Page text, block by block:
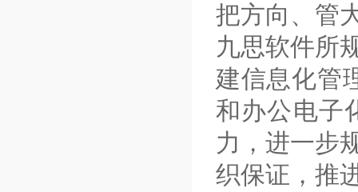
把方向、管
九思软件所
建信息化管
和办公电子
力，进一步
织保证，推